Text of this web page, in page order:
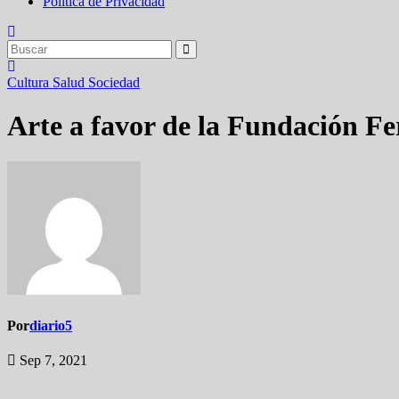
Cultura Salud Sociedad
Arte a favor de la Fundación
Pordiario5
Sep 7, 2021